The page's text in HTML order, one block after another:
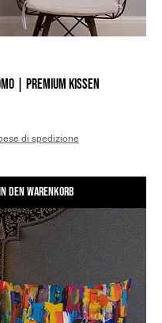
| Premium Kissen
di spedizione
den Warenkorb